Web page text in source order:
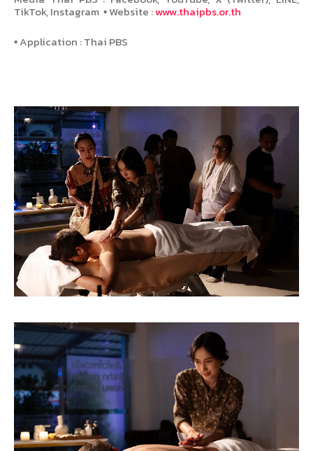
TikTok, Instagram ▪ Website :www.thaipbs.or.th
▪ Application : Thai PBS